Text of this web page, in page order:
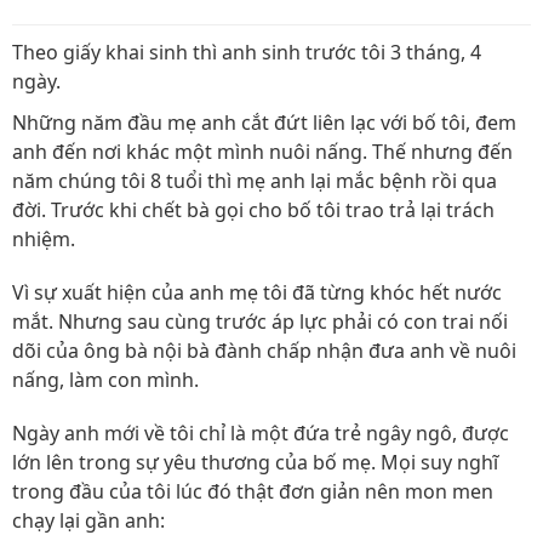
Theo giấy khai sinh thì anh sinh trước tôi 3 tháng, 4
ngày.
Những năm đầu mẹ anh cắt đứt liên lạc với bố tôi, đem
anh đến nơi khác một mình nuôi nấng. Thế nhưng đến
năm chúng tôi 8 tuổi thì mẹ anh lại mắc bệnh rồi qua
đời. Trước khi chết bà gọi cho bố tôi trao trả lại trách
nhiệm.
Vì sự xuất hiện của anh mẹ tôi đã từng khóc hết nước
mắt. Nhưng sau cùng trước áp lực phải có con trai nối
dõi của ông bà nội bà đành chấp nhận đưa anh về nuôi
nấng, làm con mình.
Ngày anh mới về tôi chỉ là một đứa trẻ ngây ngô, được
lớn lên trong sự yêu thương của bố mẹ. Mọi suy nghĩ
trong đầu của tôi lúc đó thật đơn giản nên mon men
chạy lại gần anh: